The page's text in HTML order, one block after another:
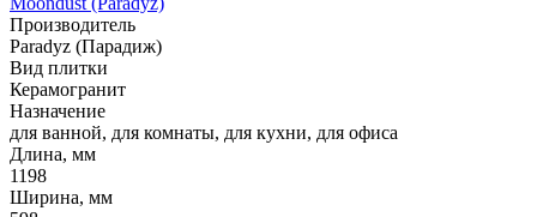
Производитель
Paradyz (Парадиж)
Вид плитки
Керамогранит
Назначение
для ванной, для комнаты, для кухни, для офиса
Длина, мм
1198
Ширина, мм